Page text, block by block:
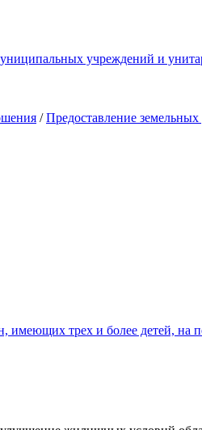
учреждений и
/Предоставление земельных
имеющих трех и более детей,